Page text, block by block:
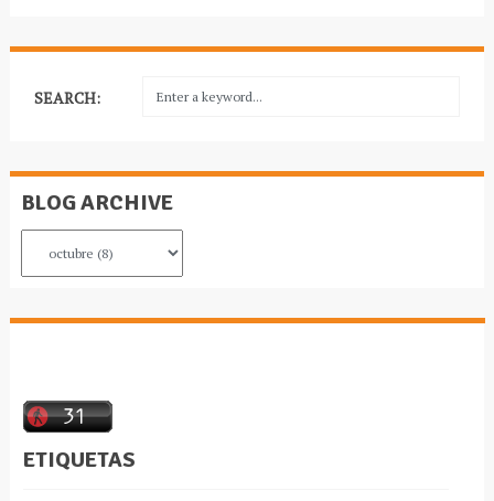
SEARCH:
BLOG ARCHIVE
ETIQUETAS